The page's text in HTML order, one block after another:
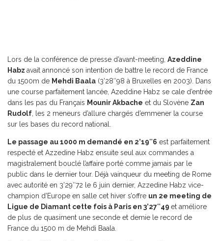
Lors de la conférence de presse d’avant-meeting, Azeddine
Habz avait annoncé son intention de battre le record de France
du 1500m de Mehdi Baala (3’28″98 à Bruxelles en 2003). Dans
une course parfaitement lancée, Azeddine Habz se cale d’entrée
dans les pas du Français Mounir Akbache et du Slovène Zan
Rudolf, les 2 meneurs d’allure chargés d’emmener la course
sur les bases du record national.
Le passage au 1000 m demandé en 2’19″6 est parfaitement
respecté et Azzedine Habz ensuite seul aux commandes a
magistralement bouclé l’affaire porté comme jamais par le
public dans le dernier tour. Déjà vainqueur du meeting de Rome
avec autorité en 3’29″72 le 6 juin dernier, Azzedine Habz vice-
champion d’Europe en salle cet hiver s’offre un 2e meeting de
Ligue de Diamant cette fois à Paris en 3’27″49 et améliore
de plus de quasiment une seconde et demie le record de
France du 1500 m de Mehdi Baala.